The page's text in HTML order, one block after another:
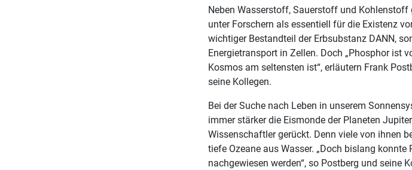
Neben Wasserstoff, Sauerstoff und
unter Forschern als essentiell für die Existenz
wichtiger Bestandteil der Erbsubstanz DANN,
Energietransport in Zellen. Doch „Phosphor ist
Kosmos am seltensten ist“, erläutern Frank
seine Kollegen.
Bei der Suche nach Leben in unserem
immer stärker die Eismonde der Planeten
Wissenschaftler gerückt. Denn viele von ihnen
tiefe Ozeane aus Wasser. „Doch bislang
nachgewiesen werden“, so Postberg und seine